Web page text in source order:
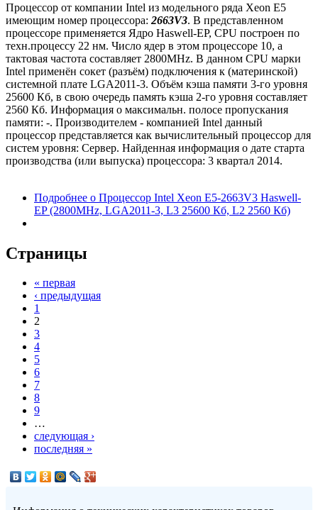
Процессор от компании Intel из модельного ряда Xeon E5
имеющим номер процессора: 2663V3. В представленном
процессоре применяется Ядро Haswell-EP, CPU построен по
техн.процессу 22 нм. Число ядер в этом процессоре 10, а
тактовая частота составляет 2800MHz. В данном CPU марки
Intel применён сокет (разъём) подключения к (материнской)
системной плате LGA2011-3. Объём кэша памяти 3-го уровня
25600 Кб, в свою очередь память кэша 2-го уровня составляет
2560 Кб. Информация о максимальн. полосе пропускания
памяти: -. Производителем - компанией Intel данный
процессор представляется как вычислительный процессор для
систем уровня: Сервер. Найденная информация о дате старта
производства (или выпуска) процессора: 3 квартал 2014.
Подробнее о Процессор Intel Xeon E5-2663V3 Haswell-
EP (2800MHz, LGA2011-3, L3 25600 Кб, L2 2560 Кб)
Страницы
« первая
‹ предыдущая
1
2
3
4
5
6
7
8
9
…
следующая ›
последняя »